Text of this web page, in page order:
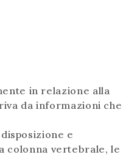
in relazione alla
da informazioni che
e
colonna vertebrale, le